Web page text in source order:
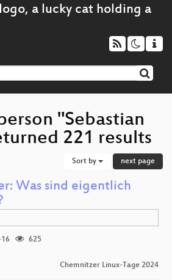
"Sebastian
221 results
Sort by next page
Was sind eigentlich
625
Chemnitzer Linux-Tage 2024